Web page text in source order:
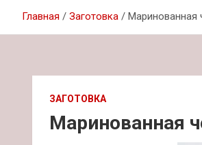
Главная Заготовка Маринованная
ЗАГОТОВКА
Маринованная